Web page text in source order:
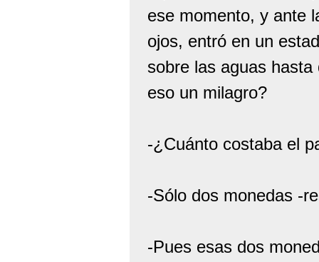
ese momento, y ante
ojos, entró en un
sobre las aguas
eso un milagro?
-¿Cuánto costaba el
-Sólo dos monedas -
-Pues esas dos